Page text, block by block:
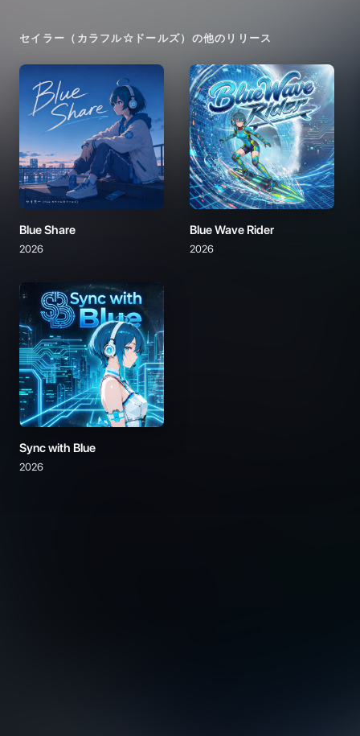
セイラー（カラフル☆ドールズ） の他のリリース
Blue Share
2026
Blue Wave Rider
2026
Sync with Blue
2026